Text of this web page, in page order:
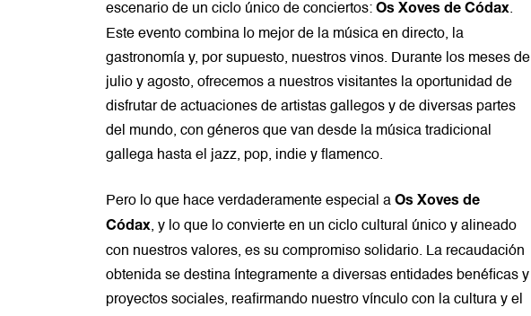
escenario de un ciclo único de conciertos: Os Xoves de Códax.
Este evento combina lo mejor de la música en directo, la
gastronomía y, por supuesto, nuestros vinos. Durante los meses de
julio y agosto, ofrecemos a nuestros visitantes la oportunidad de
disfrutar de actuaciones de artistas gallegos y de diversas partes
del mundo, con géneros que van desde la música tradicional
gallega hasta el jazz, pop, indie y flamenco.
Pero lo que hace verdaderamente especial a Os Xoves de
Códax, y lo que lo convierte en un ciclo cultural único y alineado
con nuestros valores, es su compromiso solidario. La recaudación
obtenida se destina íntegramente a diversas entidades benéficas y
proyectos sociales, reafirmando nuestro vínculo con la cultura y el